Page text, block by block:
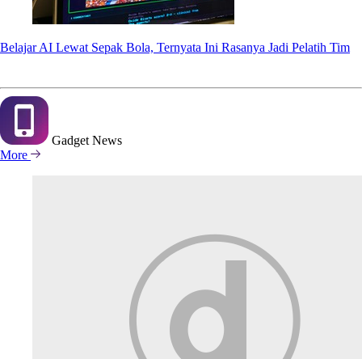
Belajar AI Lewat Sepak Bola, Ternyata Ini Rasanya Jadi Pelatih Tim
Gadget News
More